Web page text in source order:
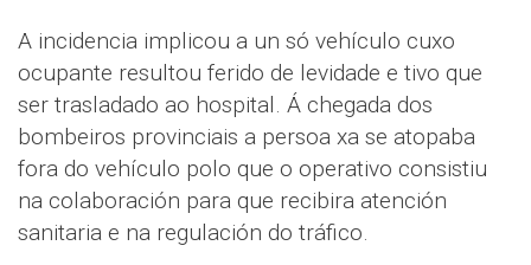
A incidencia implicou a un só vehículo cuxo
ocupante resultou ferido de levidade e tivo que
ser trasladado ao hospital. Á chegada dos
bombeiros provinciais a persoa xa se atopaba
fora do vehículo polo que o operativo consistiu
na colaboración para que recibira atención
sanitaria e na regulación do tráfico.